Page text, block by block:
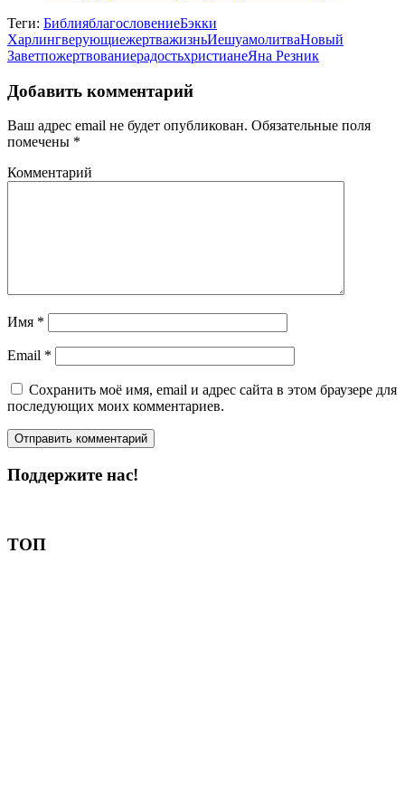
Теги: БиблияблагословениеБэкки
ХарлингверующиежертважизньИешуамолитваНовый
ЗаветпожертвованиерадостьхристианеЯна Резник
Добавить комментарий
Ваш адрес email не будет опубликован. Обязательные поля
помечены *
Комментарий
Имя *
Email *
Сохранить моё имя, email и адрес сайта в этом браузере для
последующих моих комментариев.
Поддержите нас!
ТОП